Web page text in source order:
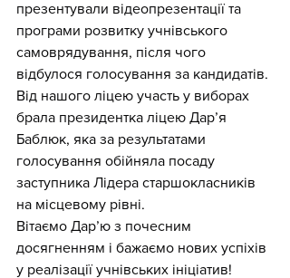
презентували відеопрезентації та
програми розвитку учнівського
самоврядування, після чого
відбулося голосування за кандидатів.
Від нашого ліцею участь у виборах
брала президентка ліцею Дар’я
Баблюк, яка за результатами
голосування обійняла посаду
заступника Лідера старшокласників
на місцевому рівні.
Вітаємо Дар’ю з почесним
досягненням і бажаємо нових успіхів
у реалізації учнівських ініціатив!